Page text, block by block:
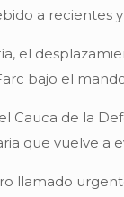
a recientes
el
bajo el
Cauca de la
que vuelve a
llamado